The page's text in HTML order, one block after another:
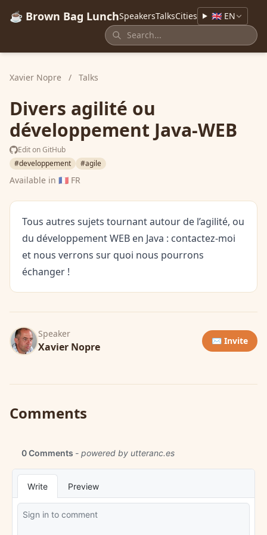
☕ Brown Bag LunchSpeakersTalksCities 🇬🇧 EN
Xavier Nopre / Talks
Divers agilité ou
développement Java-WEB
Edit on GitHub
#developpement
#agile
Available in 🇫🇷 FR
Tous autres sujets tournant autour de l’agilité, ou
du développement WEB en Java : contactez-moi
et nous verrons sur quoi nous pourrons
échanger !
Speaker
Xavier Nopre ✉️ Invite
Comments